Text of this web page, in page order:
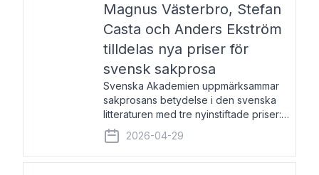
Magnus Västerbro, Stefan
Casta och Anders Ekström
tilldelas nya priser för
svensk sakprosa
Svenska Akademien uppmärksammar
sakprosans betydelse i den svenska
litteraturen med tre nyinstiftade priser:
Svenska Akademiens pris till
framstående författare av svensk
sakprosa som i år går till Magnus
2026-04-29